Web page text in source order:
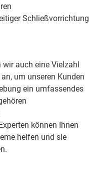
Schließvorrichtung
auch eine Vielzahl
um unseren Kunden
ein umfassendes
können Ihnen
helfen und sie